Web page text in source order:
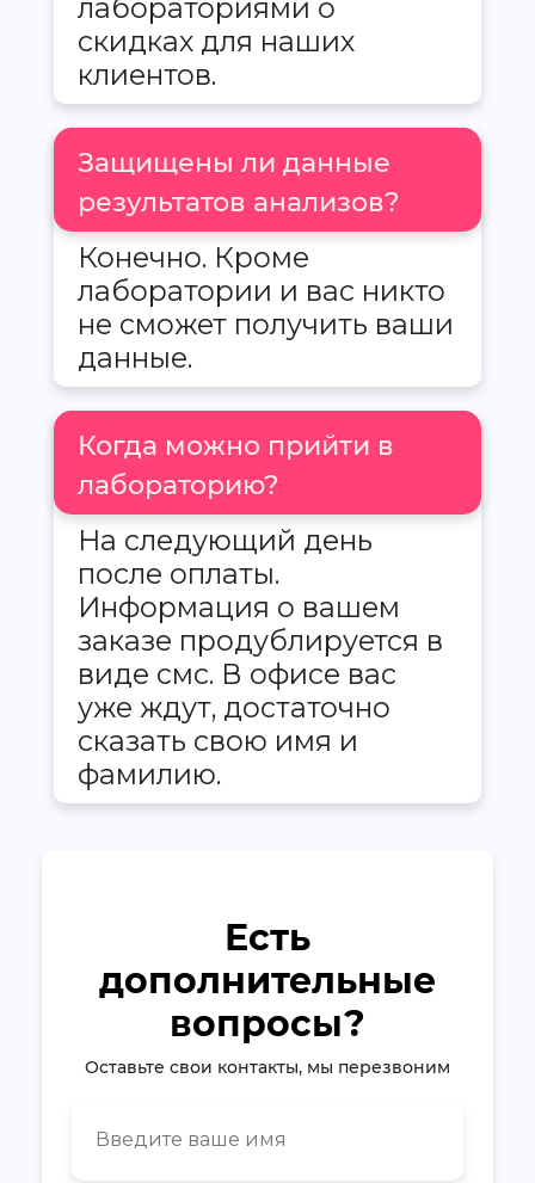
лабораториями о
скидках для наших
клиентов.
Защищены ли данные
результатов анализов?
Конечно. Кроме
лаборатории и вас никто
не сможет получить ваши
данные.
Когда можно прийти в
лабораторию?
На следующий день
после оплаты.
Информация о вашем
заказе продублируется в
виде смс. В офисе вас
уже ждут, достаточно
сказать свою имя и
фамилию.
Есть
дополнительные
вопросы?
Оставьте свои контакты, мы перезвоним